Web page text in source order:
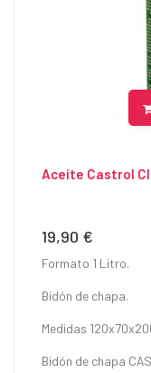
Aceite Castrol
Precio
19,90 €
Formato 1 Litro.
Bidón de chapa.
Medidas
Bidón de chapa